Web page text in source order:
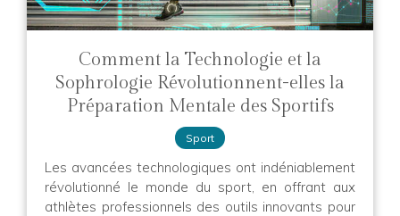
Comment la Technologie et la
Sophrologie Révolutionnent-elles la
Préparation Mentale des Sportifs
Sport
Les avancées technologiques ont indéniablement
révolutionné le monde du sport, en offrant aux
athlètes professionnels des outils innovants pour